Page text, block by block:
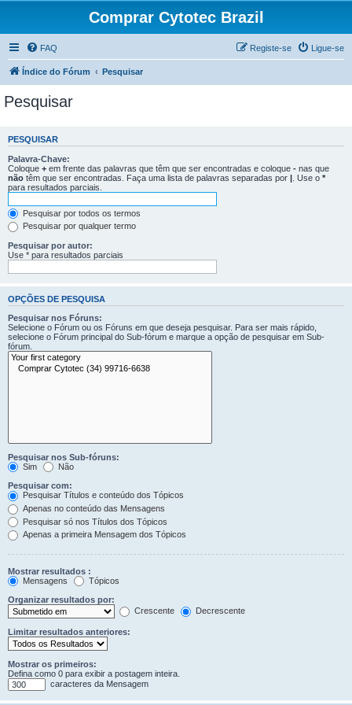
Comprar Cytotec Brazil
FAQ Ligue-se
Registe-se
Índice do Fórum Pesquisar
Pesquisar
PESQUISAR
Palavra-Chave:
Coloque + em frente das palavras que têm que ser encontradas e coloque - nas que
não têm que ser encontradas. Faça uma lista de palavras separadas por | . Use o *
para resultados parciais.
Pesquisar por todos os termos
Pesquisar por qualquer termo
Pesquisar por autor:
Use * para resultados parciais
OPÇÕES DE PESQUISA
Pesquisar nos Fóruns:
Selecione o Fórum ou os Fóruns em que deseja pesquisar. Para ser mais rápido,
selecione o Fórum principal do Sub-fórum e marque a opção de pesquisar em Sub-
fórum.
Pesquisar nos Sub-fóruns:
Sim
Não
Pesquisar com:
Pesquisar Títulos e conteúdo dos Tópicos
Apenas no conteúdo das Mensagens
Pesquisar só nos Títulos dos Tópicos
Apenas a primeira Mensagem dos Tópicos
Mostrar resultados :
Mensagens
Tópicos
Organizar resultados por:
Crescente
Decrescente
Limitar resultados anteriores:
Mostrar os primeiros:
Defina como 0 para exibir a postagem inteira.
caracteres da Mensagem